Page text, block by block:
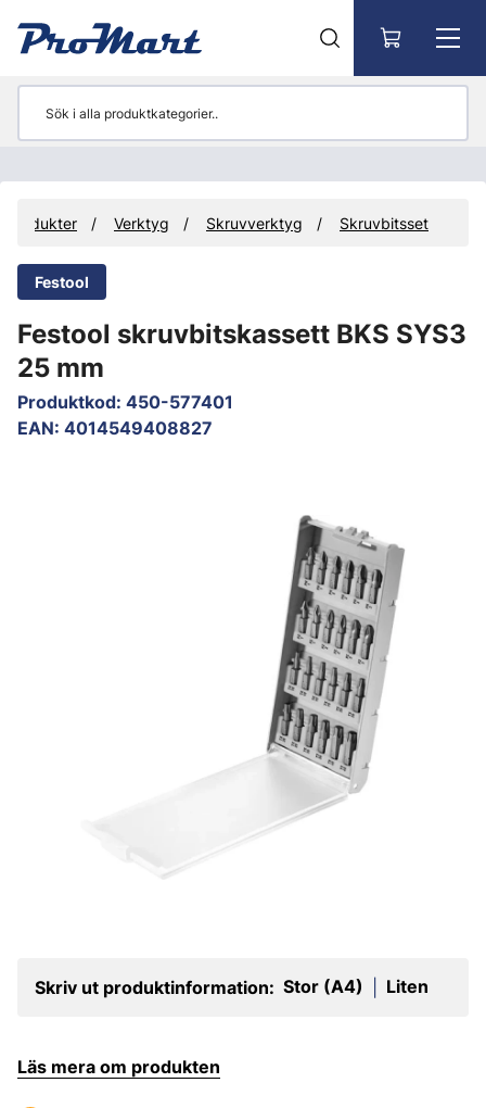
Produkter Verktyg Skruvverktyg Skruvbitsset
Festool
Festool skruvbitskassett BKS SYS3
25 mm
Produktkod: 450-577401
EAN: 4014549408827
Skriv ut produktinformation: Stor (A4) Liten
Läs mera om produkten